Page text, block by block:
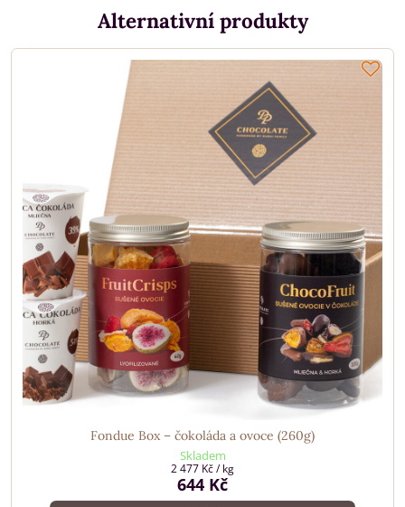
Alternativní produkty
Fondue Box – čokoláda a ovoce (260g)
Skladem
644 Kč
2 477 Kč/ kg